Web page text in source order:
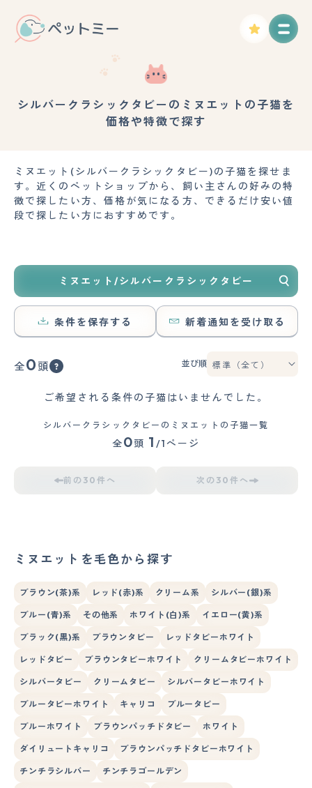
シルバークラシックタビーのミヌエットの子猫を
価格や特徴で探す
ミヌエット(シルバークラシックタビー)の子猫を探せま
す。近くのペットショップから、飼い主さんの好みの特
徴で探したい方、価格が気になる方、できるだけ安い値
段で探したい方におすすめです。
ミヌエット/シルバークラシックタビー
条件を保存する 新着通知を受け取る
全0 頭 並び順
ご希望される条件の子猫はいませんでした。
シルバークラシックタビーのミヌエットの子猫一覧
全0頭 1 /1ページ
前の30件へ 次の30件へ
ミヌエットを毛色から探す
ブラウン(茶)系 レッド(赤)系 クリーム系 シルバー(銀)系
ブルー(青)系 その他系 ホワイト(白)系 イエロー(黄)系
ブラック(黒)系 ブラウンタビー レッドタビーホワイト
レッドタビー ブラウンタビーホワイト クリームタビーホワイト
シルバータビー クリームタビー シルバータビーホワイト
ブルータビーホワイト キャリコ ブルータビー
ブルーホワイト ブラウンパッチドタビー ホワイト
ダイリュートキャリコ ブラウンパッチドタビーホワイト
チンチラシルバー チンチラゴールデン